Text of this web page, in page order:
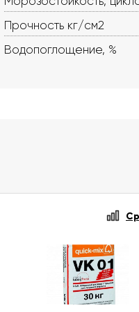
Прочность кг/см2
Водопоглощение, %